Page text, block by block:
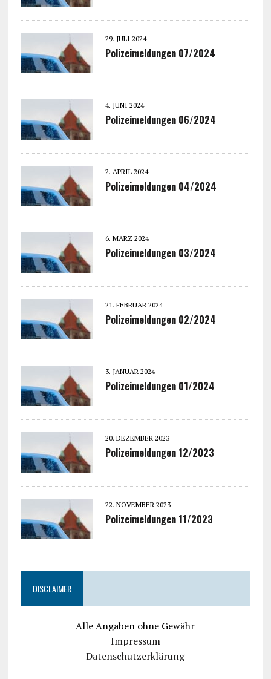
29. JULI 2024
Polizeimeldungen 07/2024
4. JUNI 2024
Polizeimeldungen 06/2024
2. APRIL 2024
Polizeimeldungen 04/2024
6. MÄRZ 2024
Polizeimeldungen 03/2024
21. FEBRUAR 2024
Polizeimeldungen 02/2024
3. JANUAR 2024
Polizeimeldungen 01/2024
20. DEZEMBER 2023
Polizeimeldungen 12/2023
22. NOVEMBER 2023
Polizeimeldungen 11/2023
DISCLAIMER
Alle Angaben ohne Gewähr
Impressum
Datenschutzerklärung